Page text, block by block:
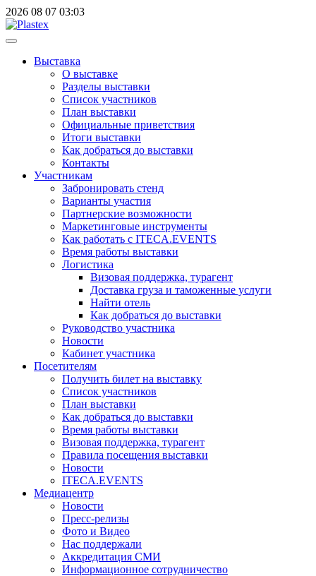
2026 08 07 03:03
Выставка
О выставке
Разделы выставки
Список участников
План выставки
Официальные приветствия
Итоги выставки
Как добраться до выставки
Контакты
Участникам
Забронировать стенд
Варианты участия
Партнерские возможности
Маркетинговые инструменты
Как работать с ITECA.EVENTS
Время работы выставки
Логистика
Визовая поддержка, турагент
Доставка груза и таможенные услуги
Найти отель
Как добраться до выставки
Руководство участника
Новости
Кабинет участника
Посетителям
Получить билет на выставку
Список участников
План выставки
Как добраться до выставки
Время работы выставки
Визовая поддержка, турагент
Правила посещения выставки
Новости
ITECA.EVENTS
Медиацентр
Новости
Пресс-релизы
Фото и Видео
Нас поддержали
Аккредитация СМИ
Информационное сотрудничество